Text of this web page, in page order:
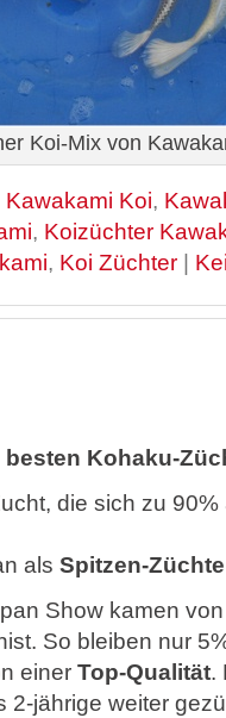
Koi-Mix von
Kawakami Koi,
, Koizüchter
, Koi Züchter |
Kohaku-
die sich zu
als Spitzen-
Show kamen
So bleiben nur
einer Top-Qualität.
2-jährige weiter